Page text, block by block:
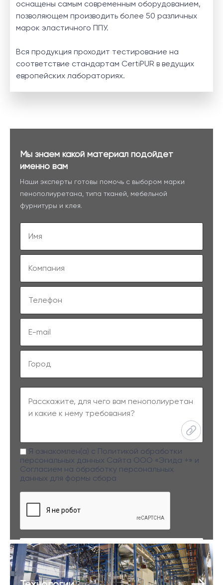
оснащены самым современным оборудованием,
позволяющем производить более 50 различных
марок эластичного ППУ.
Вся продукция проходит тестирование на
соответствие стандартам CertiPUR в ведущих
европейских лабораториях.
Мы знаем какой материал подойдет
именно вам
Наши эксперты готовы помочь с выбором марки
пенополиуретана, типа тканей, мебельной
фурнитуры и клея.
Заполняя данную форму вы даете свое согласие на обработку
персональных данных
Я ознакомлен(а) с Политикой обработки
персональных данных Сайта ООО «Эгида +» и
Согласием на обработку персональных
данных для формы сбора